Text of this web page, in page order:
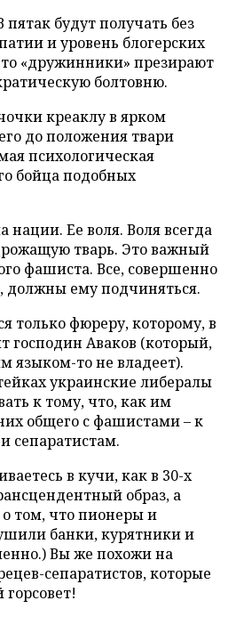
будут получать без
и уровень блогерских
«дружинники» презирают
болтовню.
креаклу в ярком
до положения твари
психологическая
бойца подобных
нации. Ее воля. Воля всегда
тварь. Это важный
фашиста. Все, совершенно
должны ему подчиняться.
только фюреру, которому, в
господин Аваков (который,
языком-то не владеет).
украинские либералы
к тому, что, как им
общего с фашистами – к
сепаратистам.
в кучи, как в 30-х
образ, а
том, что пионеры и
банки, курятники и
Вы же похожи на
сепаратистов, которые